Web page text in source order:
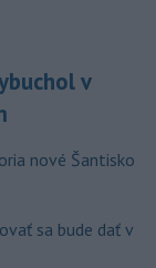
v
nové Šantisko
sa bude dať v